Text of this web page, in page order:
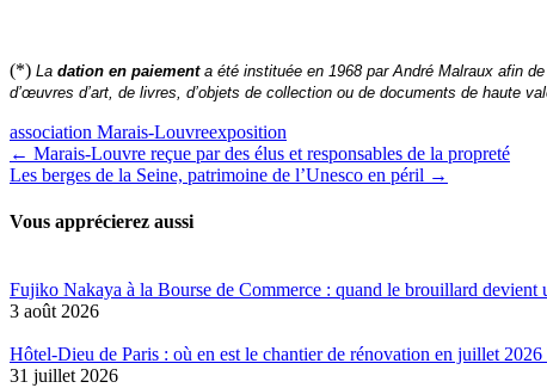
(*) La dation en paiementa été instituée en 1968 par André Malraux afin
d’œuvres d’art, de livres, d’objets de collection ou de documents de haute
association Marais-Louvreexposition
Navigation
de
l’article
← Marais-Louvre reçue par des élus et responsables de la propreté
Les berges de la Seine, patrimoine de l’Unesco en péril →
Vous apprécierez aussi
Fujiko Nakaya à la Bourse de Commerce : quand le brouillard devient
3 août 2026
Hôtel-Dieu de Paris : où en est le chantier de rénovation en juillet 2026
31 juillet 2026